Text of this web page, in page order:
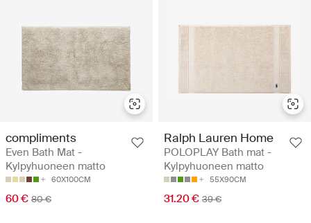
compliments
Even Bath Mat -
Kylpyhuoneen matto
60X100CM
60 € 80 €
Ralph Lauren Home
POLOPLAY Bath mat -
Kylpyhuoneen matto
55X90CM
31.20 € 39 €